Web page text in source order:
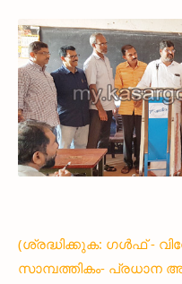
(ശ്രദ്ധിക്കുക: ഗൾഫ് -
സാമ്പത്തികം- പ്രധാന